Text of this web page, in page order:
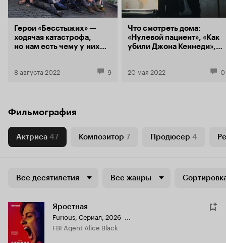
Герои «Бесстыжих» —
ходячая катастрофа,
но нам есть чему у них
которые мы усвоили
8 августа 2022 9
Что смотреть дома:
«Нулевой пациент», «Как
убили Джона Кеннеди»,
20 мая 2022 0
Фильмография
Актриса 47 Композитор 7 Продюсер 4
Все десятилетия Все жанры
Яростная
Furious, Сериал, 2026–...
FBI Agent Alice Black